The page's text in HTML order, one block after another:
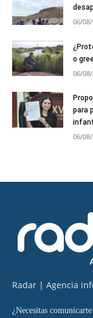
06/
o
06/
para
06/
Radar | Agencia
¿Necesitas